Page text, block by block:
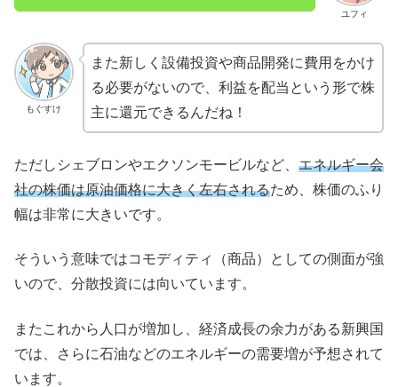
ユフィ
もぐすけ
また新しく設備投資や商品開発に費用をかけ
る必要がないので、利益を配当という形で株
主に還元できるんだね！
ただしシェブロンやエクソンモービルなど、 エネルギー会
社の株価は原油価格に大きく左右されるため、株価のふり
幅は非常に大きいです。
そういう意味ではコモディティ（商品）としての側面が強
いので、分散投資には向いています。
またこれから人口が増加し、経済成長の余力がある新興国
では、さらに石油などのエネルギーの需要増が予想されて
います。